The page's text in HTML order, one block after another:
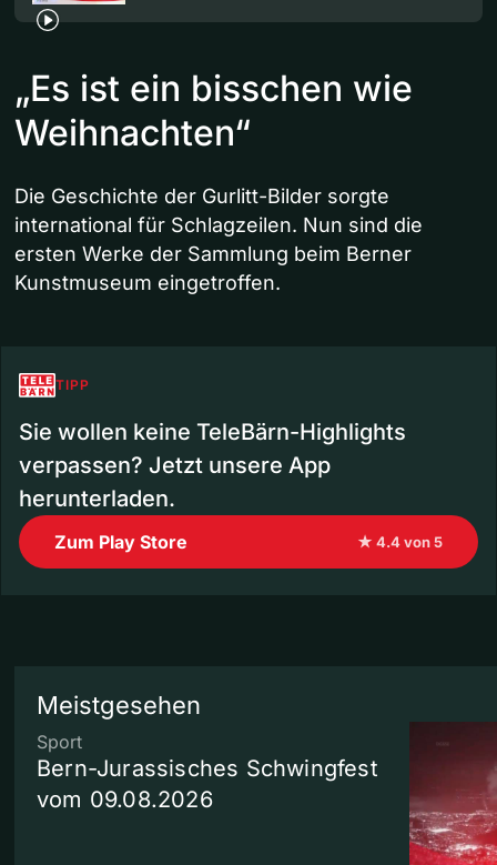
„Es ist ein bisschen wie
Weihnachten“
Die Geschichte der Gurlitt-Bilder sorgte
international für Schlagzeilen. Nun sind die
ersten Werke der Sammlung beim Berner
Kunstmuseum eingetroffen.
TIPP
Sie wollen keine TeleBärn-Highlights
verpassen? Jetzt unsere App
herunterladen.
Zum Play Store ★ 4.4 von 5
Meistgesehen
Sport
Bern-Jurassisches Schwingfest
vom 09.08.2026